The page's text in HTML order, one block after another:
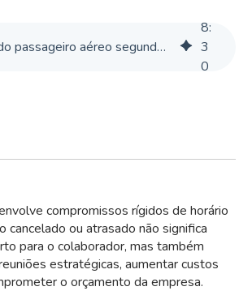
Direitos do passageiro aéreo segundo a ANAC nas viagens corporativas
8:
3
0
compromissos rígidos de horário
cancelado ou atrasado não significa
para o colaborador, mas também
estratégicas, aumentar custos
o orçamento da empresa.